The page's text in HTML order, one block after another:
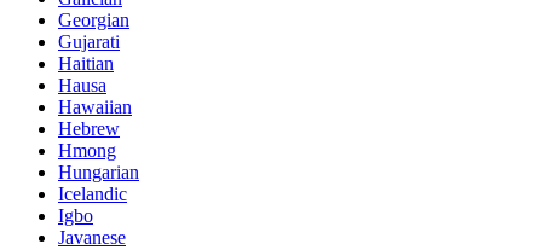
Georgian
Gujarati
Haitian
Hausa
Hawaiian
Hebrew
Hmong
Hungarian
Icelandic
Igbo
Javanese